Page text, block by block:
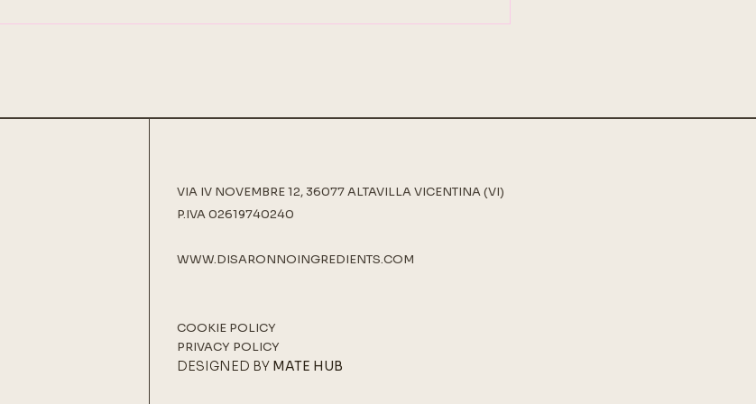
VIA IV NOVEMBRE 12, 36077 ALTAVILLA VICENTINA (VI)
P.IVA 02619740240
WWW.DISARONNOINGREDIENTS.COM
COOKIE POLICY
PRIVACY POLICY
DESIGNED BY MATE HUB